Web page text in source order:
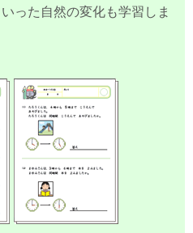
った自然の変化も学習しま